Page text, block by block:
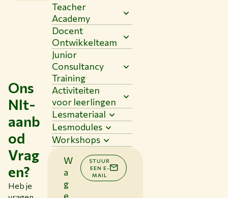
Ons
Nlt-
aanb
od
Teacher
Academy
Docent
Ontwikkelteam
Junior
Consultancy
Training
Activiteiten
voor leerlingen
Lesmateriaal
Lesmodules
Workshops
Vrag
en?
Heb je
W
a
g
e
STUUR
EEN E-
MAIL